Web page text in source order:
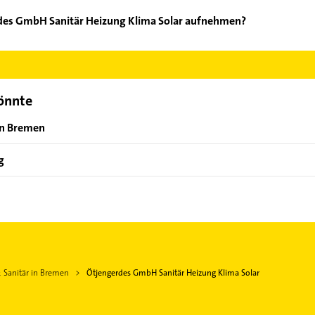
GmbH Sanitär Heizung Klima Solar aufnehmen?
Bremen
Sanitär in Bremen
Ötjengerdes GmbH Sanitär Heizung Klima Solar